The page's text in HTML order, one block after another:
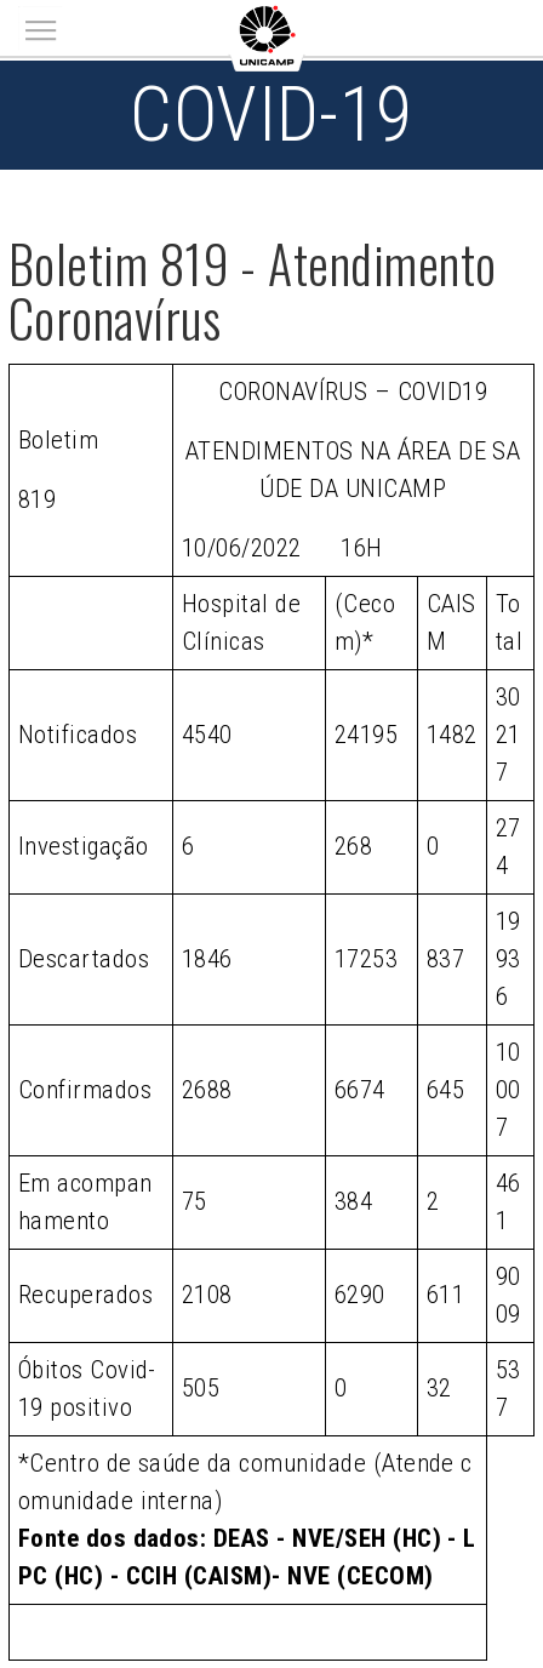
Main menu
COVID-19
Boletim 819 - Atendimento
Coronavírus
Boletim
819
CORONAVÍRUS – COVID19
ATENDIMENTOS NA ÁREA DE SA
ÚDE DA UNICAMP
10/06/2022 16H
Hospital de
Clínicas
(Ceco
m)*
CAIS
M
To
tal
Notificados 4540 24195 1482
30
21
7
Investigação 6 268 0
27
4
Descartados 1846 17253 837
19
93
6
Confirmados 2688 6674 645
10
00
7
Em acompan
hamento
75 384 2
46
1
Recuperados 2108 6290 611
90
09
Óbitos Covid-
19 positivo
505 0 32
53
7
*Centro de saúde da comunidade (Atende c
omunidade interna)
Fonte dos dados: DEAS - NVE/SEH (HC) - L
PC (HC) - CCIH (CAISM)- NVE (CECOM)